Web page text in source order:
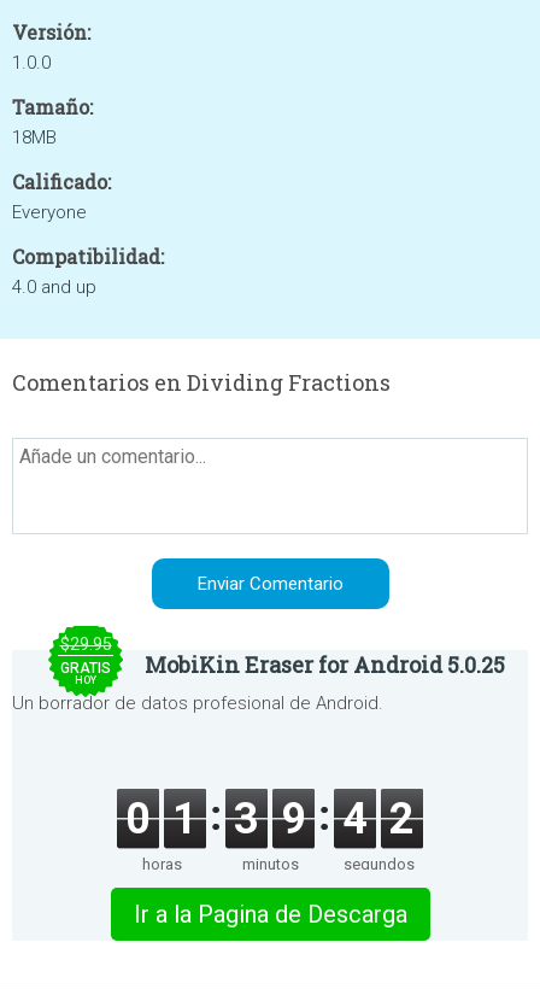
Versión:
1.0.0
Tamaño:
18MB
Calificado:
Everyone
Compatibilidad:
4.0 and up
Comentarios en Dividing Fractions
$29.95
GRATIS
HOY
MobiKin Eraser for Android 5.0.25
Un borrador de datos profesional de Android.
0 1
horas
3 9
minutos
4 2
segundos
Ir a la Pagina de Descarga